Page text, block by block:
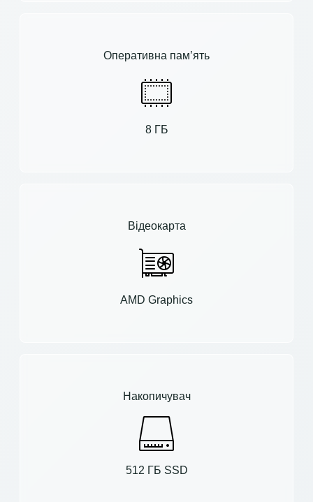
Оперативна пам’ять
8 ГБ
Відеокарта
AMD Graphics
Накопичувач
512 ГБ SSD